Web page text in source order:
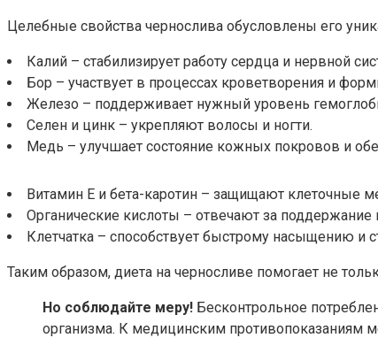
Целебные свойства чернослива обусловлены его
Калий – стабилизирует работу сердца и нервной
Бор – участвует в процессах кроветворения и
Железо – поддерживает нужный уровень
Селен и цинк – укрепляют волосы и ногти.
Медь – улучшает состояние кожных покровов и
Витамин E и бета-каротин – защищают клеточные
Органические кислоты – отвечают за поддержание
Клетчатка – способствует быстрому насыщению и
Таким образом, диета на черносливе помогает не
Но соблюдайте меру! Бесконтрольное
организма. К медицинским противопоказаниям